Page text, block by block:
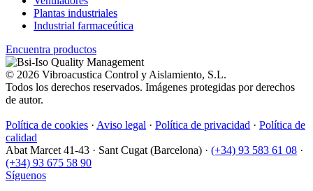
Plantas industriales
Industrial farmaceútica
Encuentra productos
© 2026 Vibroacustica Control y Aislamiento, S.L.
Todos los derechos reservados. Imágenes protegidas por derechos
de autor.
Política de cookies · Aviso legal · Política de privacidad · Política de
calidad
Abat Marcet 41-43 · Sant Cugat (Barcelona) · (+34) 93 583 61 08 ·
(+34) 93 675 58 90
Síguenos